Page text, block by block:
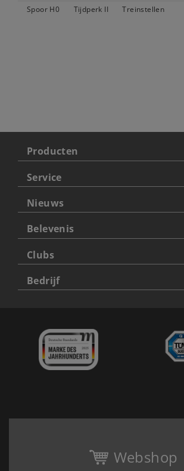
Spoor H0 Tijdperk II Treinstellen
Producten
Service
Nieuws
Belevenis
Clubs
Bedrijf
Webshop